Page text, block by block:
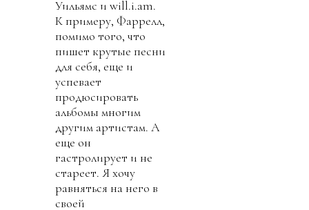
Уильямс и will.i.am.
К примеру, Фаррелл,
помимо того, что
пишет крутые песни
для себя, еще и
успевает
продюсировать
альбомы многим
другим артистам. А
еще он
гастролирует и не
стареет. Я хочу
равняться на него в
своей